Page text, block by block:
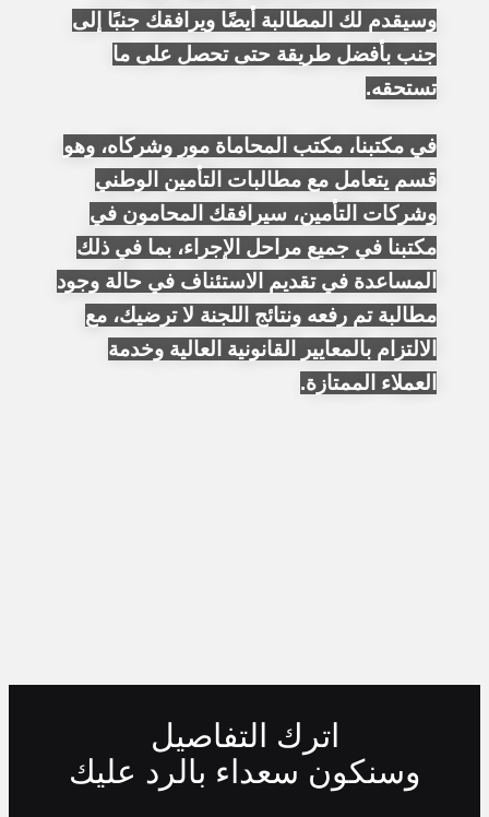
وسيقدم لك المطالبة أيضًا ويرافقك جنبًا إلى
جنب بأفضل طريقة حتى تحصل على ما
تستحقه.
في مكتبنا، مكتب المحاماة مور وشركاه، وهو
قسم يتعامل مع مطالبات التأمين الوطني
وشركات التأمين، سيرافقك المحامون في
مكتبنا في جميع مراحل الإجراء، بما في ذلك
المساعدة في تقديم الاستئناف في حالة وجود
مطالبة تم رفعه ونتائج اللجنة لا ترضيك، مع
الالتزام بالمعايير القانونية العالية وخدمة
العملاء الممتازة.
اترك التفاصيل
وسنكون سعداء بالرد عليك